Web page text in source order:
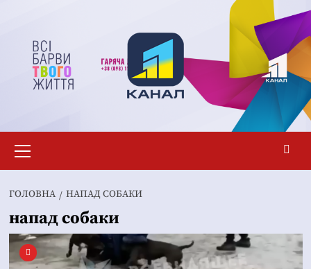
вмісту
меню
ГОЛОВНА НАПАД СОБАКИ
напад собаки